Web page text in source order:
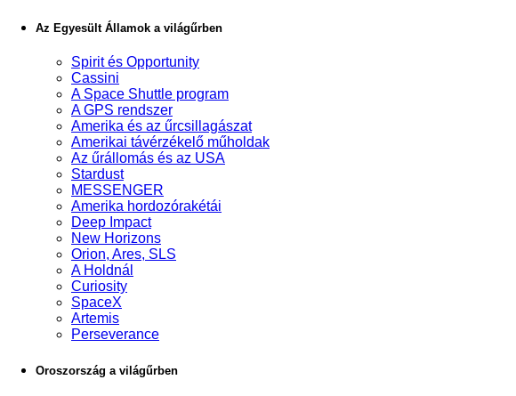
Az Egyesült Államok a világűrben
Spirit és Opportunity
Cassini
A Space Shuttle program
A GPS rendszer
Amerika és az űrcsillagászat
Amerikai távérzékelő műholdak
Az űrállomás és az USA
Stardust
MESSENGER
Amerika hordozórakétái
Deep Impact
New Horizons
Orion, Ares, SLS
A Holdnál
Curiosity
SpaceX
Artemis
Perseverance
Oroszország a világűrben